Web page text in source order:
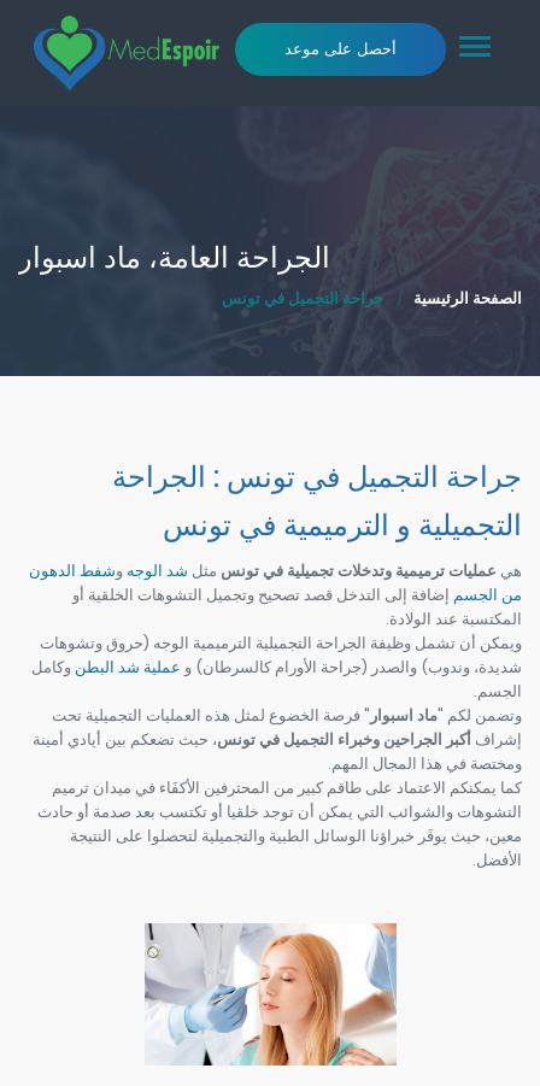
Toggle
navigation
أحصل على موعد
الجراحة العامة، ماد اسبوار
الصفحة الرئيسية جراحة التجميل في تونس
جراحة التجميل في تونس : الجراحة
التجميلية و الترميمية في تونس
هي عمليات ترميمية وتدخلات تجميلية في تونس مثل شد الوجه وشفط الدهون
من الجسم إضافة إلى التدخل قصد تصحيح وتجميل التشوهات الخلقية أو
المكتسبة عند الولادة.
ويمكن أن تشمل وظيفة الجراحة التجميلية الترميمية الوجه (حروق وتشوهات
شديدة، وندوب) والصدر (جراحة الأورام كالسرطان) و عملية شد البطن وكامل
الجسم.
وتضمن لكم "ماد اسبوار" فرصة الخضوع لمثل هذه العمليات التجميلية تحت
إشراف أكبر الجراحين وخبراء التجميل في تونس، حيث تضعكم بين أيادي أمينة
ومختصة في هذا المجال المهم.
كما يمكنكم الاعتماد على طاقم كبير من المحترفين الأكفَاء في ميدان ترميم
التشوهات والشوائب التي يمكن أن توجد خلقيا أو تكتسب بعد صدمة أو حادث
معين، حيث يوفَر خبراؤنا الوسائل الطبية والتجميلية لتحصلوا على النتيجة
الأفضل.